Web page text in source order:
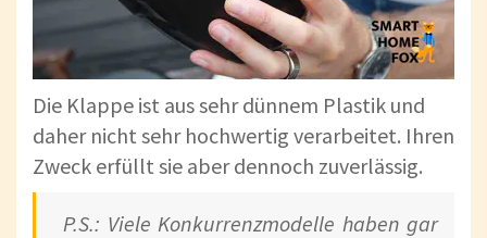
Die Klappe ist aus sehr dünnem Plastik und
daher nicht sehr hochwertig verarbeitet. Ihren
Zweck erfüllt sie aber dennoch zuverlässig.
P.S.: Viele Konkurrenzmodelle haben gar